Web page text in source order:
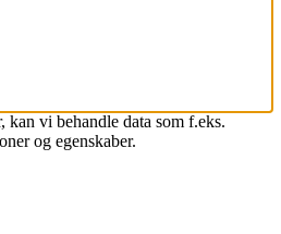
vi behandle data som f.eks.
og egenskaber.